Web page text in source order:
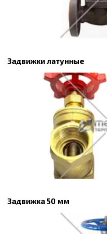
Задвижки латунные
Задвижка 50 мм